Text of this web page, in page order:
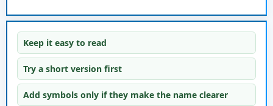
Keep it easy to read
Try a short version first
Add symbols only if they make the name clearer